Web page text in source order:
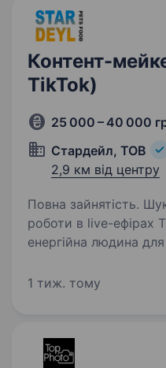
зайнятість…
Контент-
TikTok)
25 000 – 40 000
Стардейл, ТОВ
2,9 км від центру
Повна зайнятість. Шукаємо людину для
роботи в live-ефірах
енергійна людина
онлайн-магазин
1 тиж. тому